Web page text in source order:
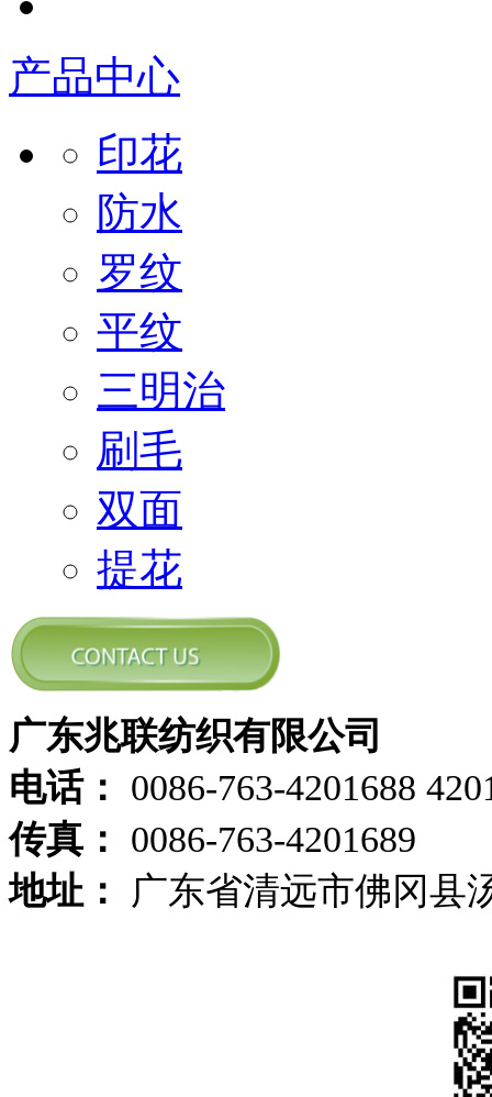
产品中心
印花
防水
罗纹
平纹
三明治
刷毛
双面
提花
广东兆联纺织有限公司
电话：
0086-763-4201688
传真：
0086-763-4201689
地址：
广东省清远市佛冈县